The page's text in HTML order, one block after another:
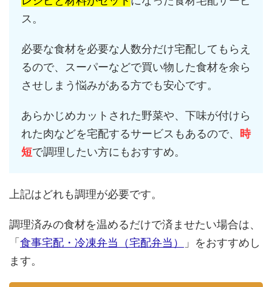
ス。
必要な食材を必要な人数分だけ宅配してもらえ
るので、スーパーなどで買い物した食材を余ら
させしまう悩みがある方でも安心です。
あらかじめカットされた野菜や、下味が付けら
れた肉などを宅配するサービスもあるので、
時
短で調理したい方にもおすすめ。
上記はどれも調理が必要です。
調理済みの食材を温めるだけで済ませたい場合は、
「 食事宅配・冷凍弁当（宅配弁当）
」をおすすめし
ます。